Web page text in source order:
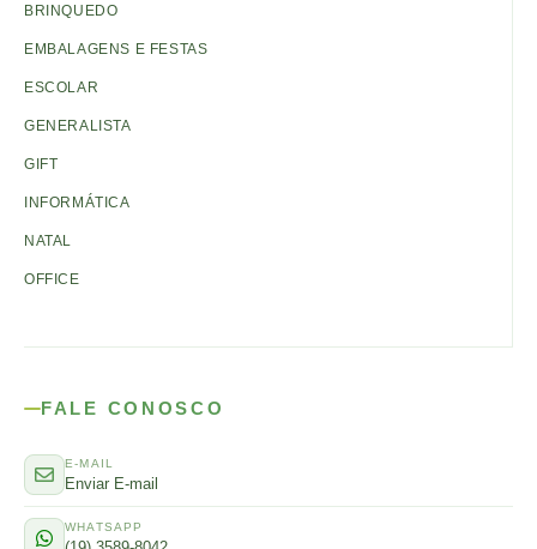
BRINQUEDO
EMBALAGENS E FESTAS
ESCOLAR
GENERALISTA
GIFT
INFORMÁTICA
NATAL
OFFICE
FALE CONOSCO
E-MAIL
Enviar E-mail
WHATSAPP